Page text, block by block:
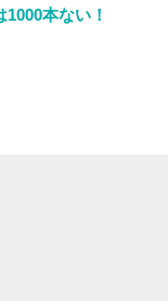
本ない！